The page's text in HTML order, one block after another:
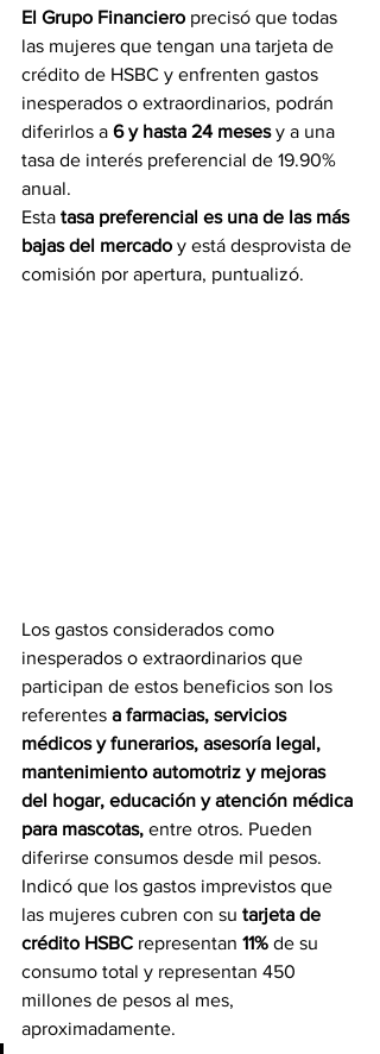
El Grupo Financiero precisó que todas
las mujeres que tengan una tarjeta de
crédito de HSBC y enfrenten gastos
inesperados o extraordinarios, podrán
diferirlos a 6 y hasta 24 meses y a una
tasa de interés preferencial de 19.90%
anual.
Esta tasa preferencial es una de las más
bajas del mercado y está desprovista de
comisión por apertura, puntualizó.
Los gastos considerados como
inesperados o extraordinarios que
participan de estos beneficios son los
referentes a farmacias, servicios
médicos y funerarios, asesoría legal,
mantenimiento automotriz y mejoras
del hogar, educación y atención médica
para mascotas, entre otros. Pueden
diferirse consumos desde mil pesos.
Indicó que los gastos imprevistos que
las mujeres cubren con su tarjeta de
crédito HSBC representan 11% de su
consumo total y representan 450
millones de pesos al mes,
aproximadamente.